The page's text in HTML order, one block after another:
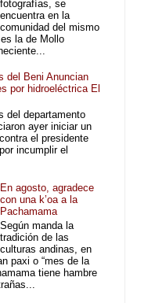
fotografías, se
encuentra en la
comunidad del mismo
la de Mollo
del Beni Anuncian
por hidroeléctrica El
del departamento
ayer iniciar un
el presidente
incumplir el
En agosto, agradece
con una k’oa a la
Pachamama
Según manda la
tradición de las
culturas andinas, en
paxi o “mes de la
tiene hambre